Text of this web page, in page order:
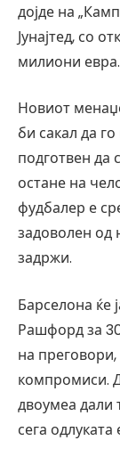
дојде на
Јунајтед, со
милиони евра.
Новиот
би сакал да
подготвен да
остане на
фудбалер е
задоволен од
задржи.
Барселона ќе
Рашфорд за
на преговори,
компромиси.
двоумеа дали
сега